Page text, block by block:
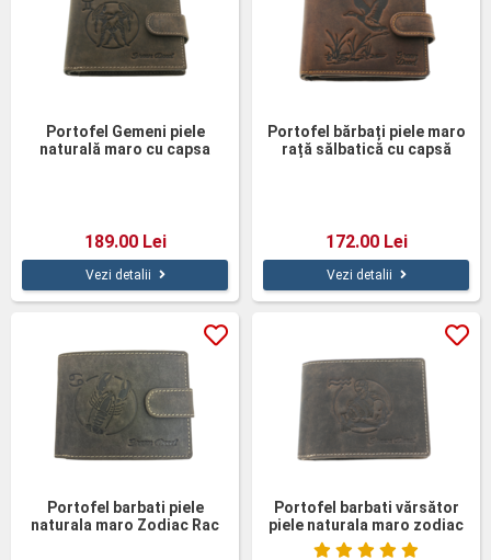
Portofel Gemeni piele
naturală maro cu capsa
189.00 Lei
Vezi detalii
Portofel bărbați piele maro
rață sălbatică cu capsă
172.00 Lei
Vezi detalii
Portofel barbati piele
naturala maro Zodiac Rac
Portofel barbati vărsător
piele naturala maro zodiac